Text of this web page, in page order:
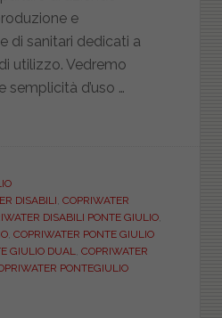
e
di sanitari dedicati a
utilizzo. Vedremo
semplicità d’uso …
DISABILI COPRIWATER
DISABILI PONTE GIULIO,
, COPRIWATER PONTE GIULIO
GIULIO DUAL
COPRIWATER
PONTEGIULIO